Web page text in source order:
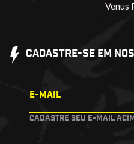
Venus
CADASTRE-SE EM
E-MAIL
CADASTRE SEU E-MAIL